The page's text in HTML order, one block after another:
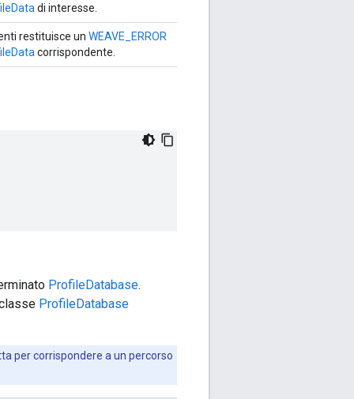
di interesse.
restituisce un WEAVE_ERROR
corrispondente.
ProfileDatabase.
ProfileDatabase
per corrispondere a un percorso